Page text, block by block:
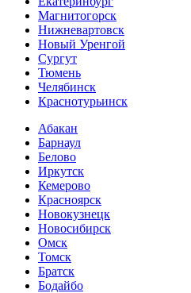
Магнитогорск
Нижневартовск
Новый Уренгой
Сургут
Тюмень
Челябинск
Краснотурьинск
Абакан
Барнаул
Белово
Иркутск
Кемерово
Красноярск
Новокузнецк
Новосибирск
Омск
Томск
Братск
Бодайбо